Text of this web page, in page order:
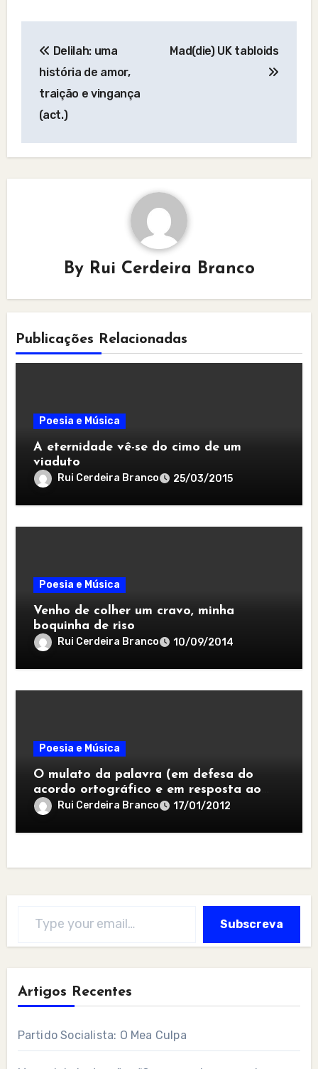
navigation
Delilah: uma
história de amor,
traição e vingança
(act.)
Mad(die) UK tabloids
By Rui Cerdeira Branco
Publicações Relacionadas
Poesia e Música
A eternidade vê-se do cimo de um
viaduto
Rui Cerdeira Branco 25/03/2015
Poesia e Música
Venho de colher um cravo, minha
boquinha de riso
Rui Cerdeira Branco 10/09/2014
Poesia e Música
O mulato da palavra (em defesa do
acordo ortográfico e em resposta ao
jeito de desgarrada)
Rui Cerdeira Branco 17/01/2012
Subscreva
Artigos Recentes
Partido Socialista: O Mea Culpa